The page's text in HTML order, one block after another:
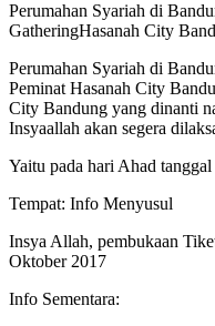
Perumahan Syariah di
GatheringHasanah City
Perumahan Syariah di
Peminat Hasanah City
City Bandung yang dinanti
Insyaallah akan segera
Yaitu pada hari Ahad
Tempat: Info Menyusul
Insya Allah, pembukaan
Oktober 2017
Info Sementara: